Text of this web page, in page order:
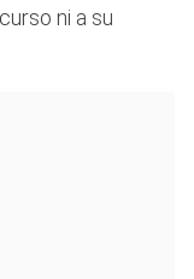
ni a su